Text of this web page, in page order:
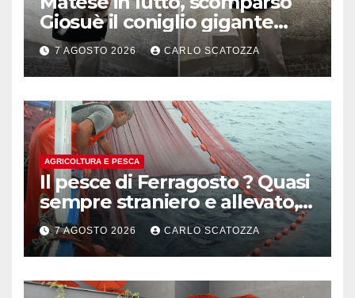
Giosuè il coniglio gigante
pluripremiato
7 AGOSTO 2026 CARLO SCATOZZA
AGRICOLTURA E PESCA
Il pesce di Ferragosto ? Quasi
sempre straniero e allevato,
in sofferenza
7 AGOSTO 2026 CARLO SCATOZZA